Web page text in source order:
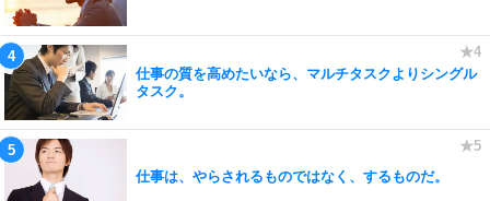
仕事の質を高めたいなら、マルチタスクよりシングル
タスク。
仕事は、やらされるものではなく、するものだ。